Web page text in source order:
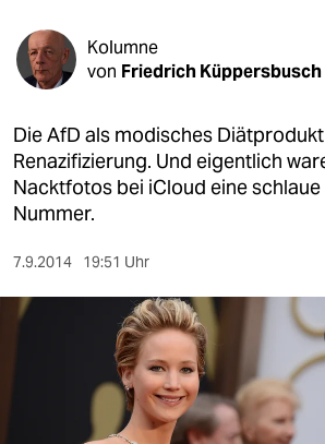
kultur
berlin
nord
wahrheit
verlag
veranstaltungen
Kolumne
von Friedrich Küppersbusch
Die AfD als modisches
Renazifizierung. Und eigentlich
Nacktfotos bei iCloud eine
Nummer.
7.9.2014 19:51 Uhr